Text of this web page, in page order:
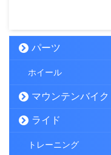
パーツ
ホイール
マウンテンバイク
ライド
トレーニング